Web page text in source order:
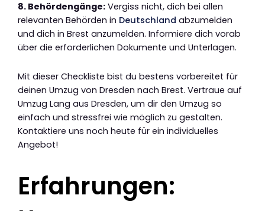
8. Behördengänge: Vergiss nicht, dich bei allen
relevanten Behörden in Deutschland abzumelden
und dich in Brest anzumelden. Informiere dich vorab
über die erforderlichen Dokumente und Unterlagen.
Mit dieser Checkliste bist du bestens vorbereitet für
deinen Umzug von Dresden nach Brest. Vertraue auf
Umzug Lang aus Dresden, um dir den Umzug so
einfach und stressfrei wie möglich zu gestalten.
Kontaktiere uns noch heute für ein individuelles
Angebot!
Erfahrungen: